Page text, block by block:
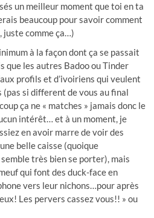
un meilleur moment que toi en ta
beaucoup pour savoir comment
juste comme ça…)
à la façon dont ça se passait
que les autres Badoo ou Tinder
profils et d’ivoiriens qui veulent
si different de vous au final
ça ne « matches » jamais donc le
intérêt… et à un moment, je
en avoir marre de voir des
belle caisse (quoique
très bien se porter), mais
qui font des duck-face en
vers leur nichons…pour après
Les pervers cassez vous!! » ou